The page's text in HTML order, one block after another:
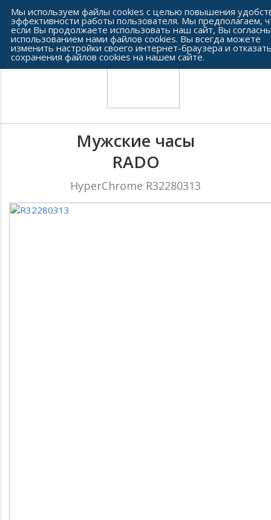
Сеть часовых салонов г. Челябинска
Мужские часы
RADO
HyperChrome R32280313
Мы используем файлы cookies с целью повышения
эффективности работы пользователя. Мы предполагаем,
если Вы продолжаете использовать наш сайт, Вы
использованием нами файлов cookies. Вы всегда можете
изменить настройки своего интернет-браузера и
сохранения файлов cookies на нашем сайте.